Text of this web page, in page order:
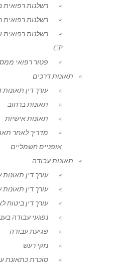
רשלנות רפואית
רשלנות רפואית
רשלנות רפואית
CP
פטור רפואי
תאונות דרכים
עורך דין
תאונות ברחוב
תאונות אישיות
מדריך לאחר
אופניים חשמליים
תאונות עבודה
עורך דין
עורך דין
עורך דין ביטוח
נפגעי עבודה
פגיעת עבודה
נזקי רעש
סוכרת כתאונת